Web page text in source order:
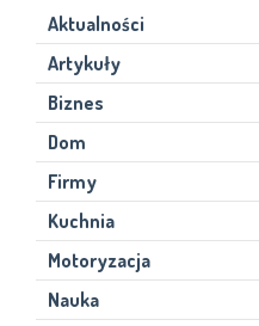
Aktualności
Artykuły
Biznes
Dom
Firmy
Kuchnia
Motoryzacja
Nauka